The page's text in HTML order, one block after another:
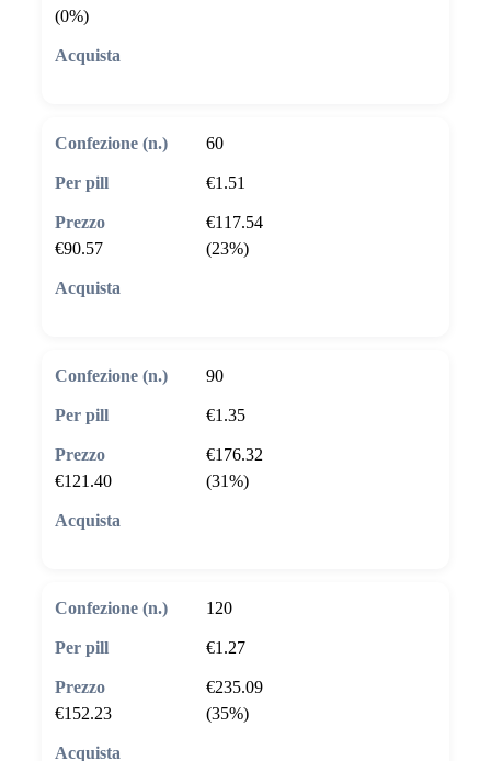
(0%)
60
€1.51
€117.54
€90.57
(23%)
90
€1.35
€176.32
€121.40
(31%)
120
€1.27
€235.09
€152.23
(35%)